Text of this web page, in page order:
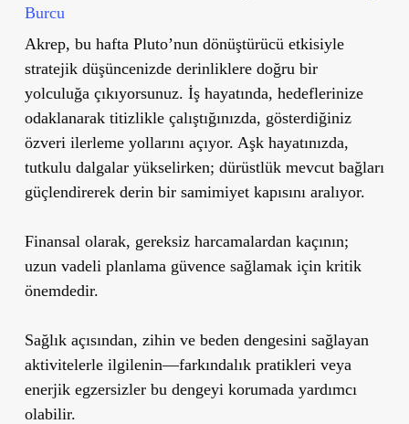
Burcu
Akrep, bu hafta Pluto’nun dönüştürücü etkisiyle
stratejik düşüncenizde derinliklere doğru bir
yolculuğa çıkıyorsunuz. İş hayatında, hedeflerinize
odaklanarak titizlikle çalıştığınızda, gösterdiğiniz
özveri ilerleme yollarını açıyor. Aşk hayatınızda,
tutkulu dalgalar yükselirken; dürüstlük mevcut bağları
güçlendirerek derin bir samimiyet kapısını aralıyor.
Finansal olarak, gereksiz harcamalardan kaçının;
uzun vadeli planlama güvence sağlamak için kritik
önemdedir.
Sağlık açısından, zihin ve beden dengesini sağlayan
aktivitelerle ilgilenin—farkındalık pratikleri veya
enerjik egzersizler bu dengeyi korumada yardımcı
olabilir.